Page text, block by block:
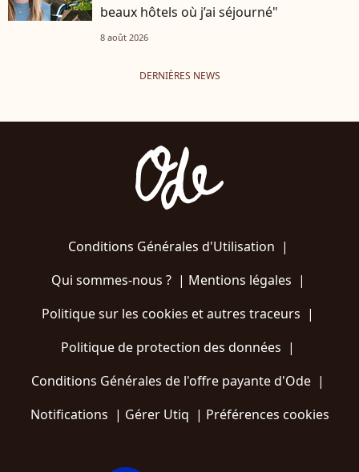
beaux hôtels où j’ai séjourné"
8 août 2026
DERNIÈRES NEWS
Conditions Générales d'Utilisation |
Qui sommes-nous ?| Mentions légales |
Politique sur les cookies et autres traceurs |
Politique de protection des données |
Conditions Générales de l'offre payante d'Ode |
Notifications | Gérer Utiq | Préférences cookies